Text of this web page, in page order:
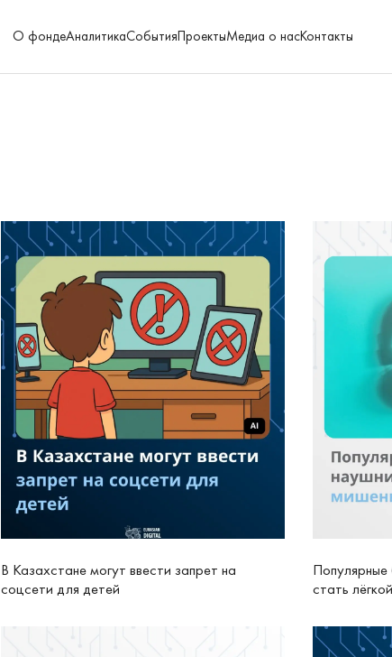
О фондеАналитикаСобытияПроектыМедиа о насКонтакты
В Казахстане могут ввести запрет на
соцсети для детей
Популярные
стать